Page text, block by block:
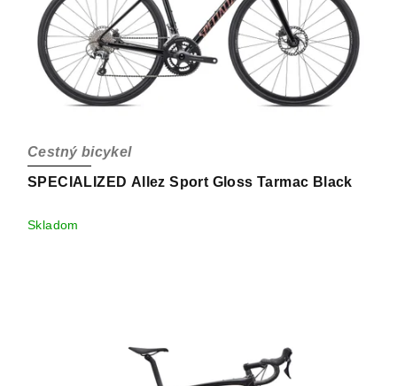
SPECIALIZED Allez Sport Gloss Tarmac Black
Cestný bicykel
Skladom